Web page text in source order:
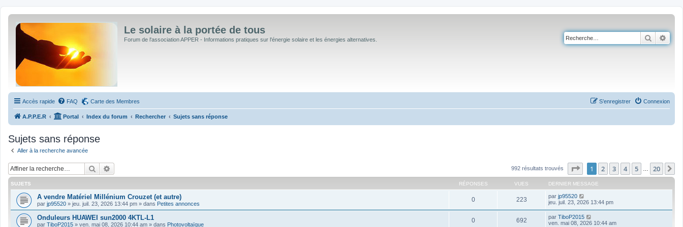
Le solaire à la portée de tous
Forum de l'association APPER - Informations pratiques sur l'énergie solaire et les énergies alternatives.
Accès rapide FAQ Carte des Membres Connexion
S’enregistrer
A.P.P.E.R Portal Index du forum Rechercher Sujets sans réponse
Sujets sans réponse
Aller à la recherche avancée
Rechercher 992 résultats trouvés Page sur20
1 2 3 4 5 20
SUJETS RÉPONSES VUES DERNIER MESSAGE
A vendre Matériel Millénium Crouzet (et autre)
par jp95520 » jeu. juil. 23, 2026 13:44 pm » dans Petites annonces
0 223 par jp95520
jeu. juil. 23, 2026 13:44 pm
Onduleurs HUAWEI sun2000 4KTL-L1
par TiboP2015 » ven. mai 08, 2026 10:44 am » dans Photovoltaïque
0 692 par TiboP2015
ven. mai 08, 2026 10:44 am